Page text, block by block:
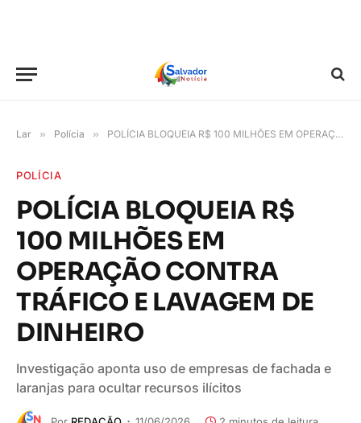
Lar » Polícia » POLÍCIA BLOQUEIA R$ 100 MILHÕES EM OPERAÇÃO CONTRA TRÁFICO E LAVAGEM DE DINHEIRO
POLÍCIA
POLÍCIA BLOQUEIA R$
100 MILHÕES EM
OPERAÇÃO CONTRA
TRÁFICO E LAVAGEM DE
DINHEIRO
Investigação aponta uso de empresas de fachada e
laranjas para ocultar recursos ilícitos